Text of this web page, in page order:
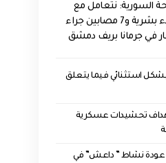
السورية: نتعامل مع
أشلاء بشرية و7 مصابين جراء
في جرمانا بريف دمشق
استثنائي فيما يتعلق
تحشيدات عسكرية
عودة نشاط ” داعش” في